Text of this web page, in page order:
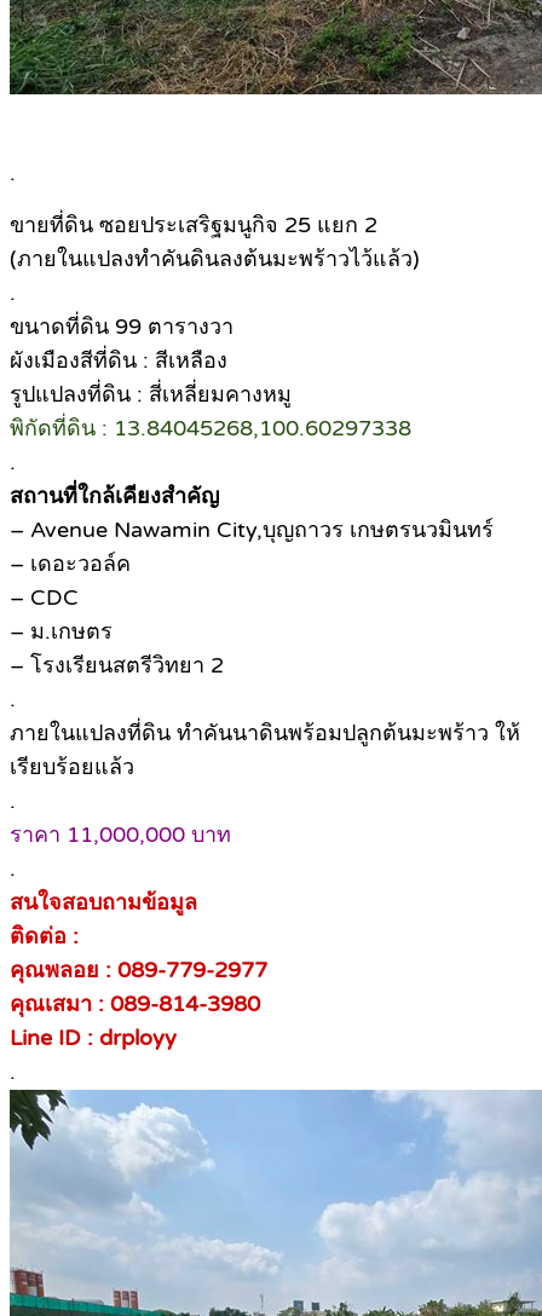
.
ขายที่ดิน ซอยประเสริฐมนูกิจ 25 แยก 2
(ภายในแปลงทำคันดินลงต้นมะพร้าวไว้แล้ว)
.
ขนาดที่ดิน 99 ตารางวา
ผังเมืองสีที่ดิน : สีเหลือง
รูปแปลงที่ดิน : สี่เหลี่ยมคางหมู
พิกัดที่ดิน : 13.84045268,100.60297338
.
สถานที่ใกล้เคียงสำคัญ
– Avenue Nawamin City,บุญถาวร เกษตรนวมินทร์
– เดอะวอล์ค
– CDC
– ม.เกษตร
– โรงเรียนสตรีวิทยา 2
.
ภายในแปลงที่ดิน ทำคันนาดินพร้อมปลูกต้นมะพร้าว ให้
เรียบร้อยแล้ว
.
ราคา 11,000,000 บาท
.
สนใจสอบถามข้อมูล
ติดต่อ :
คุณพลอย : 089-779-2977
คุณเสมา : 089-814-3980
Line ID : drployy
.